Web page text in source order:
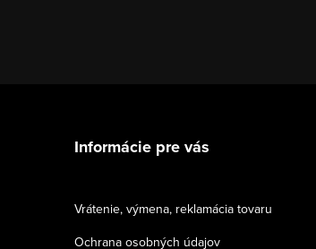
Informácie pre vás
Vrátenie, výmena, reklamácia tovaru
Ochrana osobných údajov